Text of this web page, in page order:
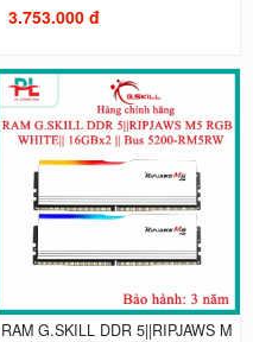
3.753.000 đ
RAM G.SKILL DDR 5||RIPJAWS M